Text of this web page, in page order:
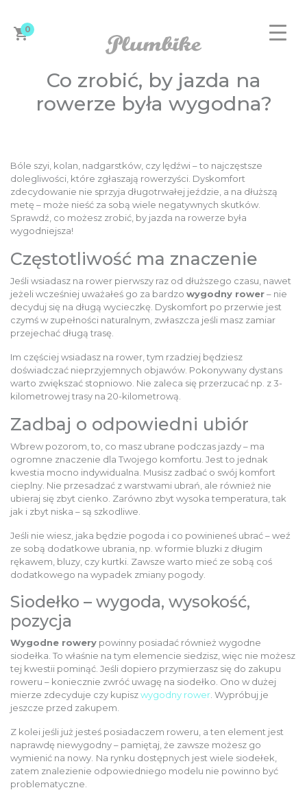
0
ZAPROJEKTUJ ROWER
DAMSKIE
MĘSKIE
DZIECIĘCE
SALE
NOWOŚCI
ODZIEŻ
AKCESORIA
INFO
Co zrobić, by jazda na
rowerze była wygodna?
Bóle szyi, kolan, nadgarstków, czy lędźwi – to najczęstsze
dolegliwości, które zgłaszają rowerzyści. Dyskomfort
zdecydowanie nie sprzyja długotrwałej jeździe, a na dłuższą
metę – może nieść za sobą wiele negatywnych skutków.
Sprawdź, co możesz zrobić, by jazda na rowerze była
wygodniejsza!
Częstotliwość ma znaczenie
Jeśli wsiadasz na rower pierwszy raz od dłuższego czasu, nawet
jeżeli wcześniej uważałeś go za bardzo wygodny rower– nie
decyduj się na długą wycieczkę. Dyskomfort po przerwie jest
czymś w zupełności naturalnym, zwłaszcza jeśli masz zamiar
przejechać długą trasę.
Im częściej wsiadasz na rower, tym rzadziej będziesz
doświadczać nieprzyjemnych objawów. Pokonywany dystans
warto zwiększać stopniowo. Nie zaleca się przerzucać np. z 3-
kilometrowej trasy na 20-kilometrową.
Zadbaj o odpowiedni ubiór
Wbrew pozorom, to, co masz ubrane podczas jazdy – ma
ogromne znaczenie dla Twojego komfortu. Jest to jednak
kwestia mocno indywidualna. Musisz zadbać o swój komfort
cieplny. Nie przesadzać z warstwami ubrań, ale również nie
ubieraj się zbyt cienko. Zarówno zbyt wysoka temperatura, tak
jak i zbyt niska – są szkodliwe.
Jeśli nie wiesz, jaka będzie pogoda i co powinieneś ubrać – weź
ze sobą dodatkowe ubrania, np. w formie bluzki z długim
rękawem, bluzy, czy kurtki. Zawsze warto mieć ze sobą coś
dodatkowego na wypadek zmiany pogody.
Siodełko – wygoda, wysokość,
pozycja
Wygodne rowery powinny posiadać również wygodne
siodełka. To właśnie na tym elemencie siedzisz, więc nie możesz
tej kwestii pominąć. Jeśli dopiero przymierzasz się do zakupu
roweru – koniecznie zwróć uwagę na siodełko. Ono w dużej
mierze zdecyduje czy kupiszwygodny rower . Wypróbuj je
jeszcze przed zakupem.
Z kolei jeśli już jesteś posiadaczem roweru, a ten element jest
naprawdę niewygodny – pamiętaj, że zawsze możesz go
wymienić na nowy. Na rynku dostępnych jest wiele siodełek,
zatem znalezienie odpowiedniego modelu nie powinno być
problematyczne.